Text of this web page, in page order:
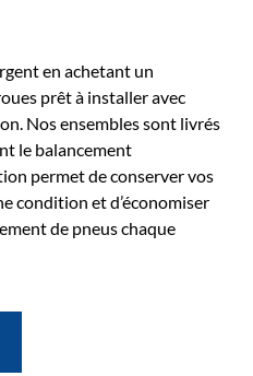
en achetant un
prêt à installer avec
Nos ensembles sont livrés
le balancement
permet de conserver vos
condition et d’économiser
de pneus chaque